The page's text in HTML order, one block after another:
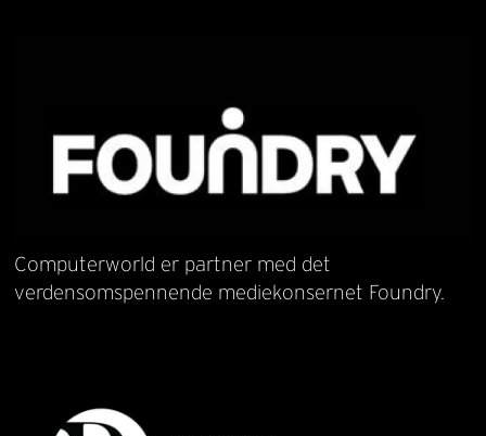
Computerworld er partner med det
verdensomspennende mediekonsernet Foundry.